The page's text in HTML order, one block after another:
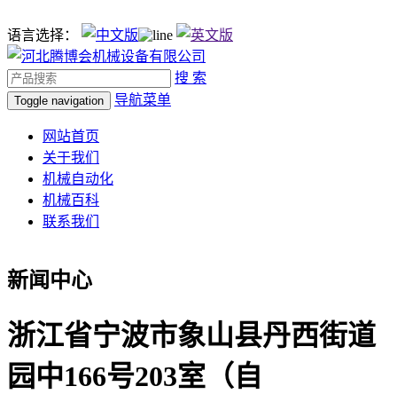
语言选择：
搜 索
Toggle navigation 导航菜单
网站首页
关于我们
机械自动化
机械百科
联系我们
新闻中心
浙江省宁波市象山县丹西街道
园中166号203室（自